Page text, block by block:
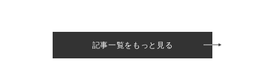
記事一覧をもっと見る